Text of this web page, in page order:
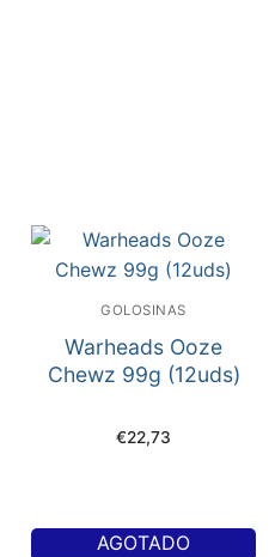
GOLOSINAS
Warheads Ooze
Chewz 99g (12uds)
€22,73
AGOTADO